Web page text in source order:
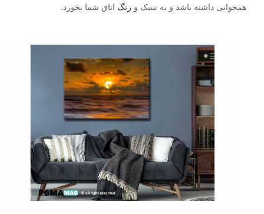
همخوانی داشته باشد و به سبک و رنگ اتاق شما بخورد.